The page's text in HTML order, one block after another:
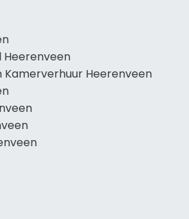
Heerenveen
Heerenveen